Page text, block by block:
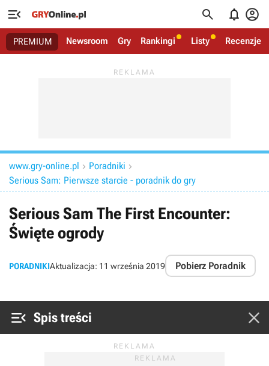
   
PREMIUM Newsroom Gry Rankingi Listy Recenzje
www.gry-online.pl  Poradniki 
Serious Sam: Pierwsze starcie - poradnik do gry
Serious Sam The First Encounter:
Święte ogrody
PORADNIKIAktualizacja: 11 września 2019 Pobierz Poradnik
 Spis treści 